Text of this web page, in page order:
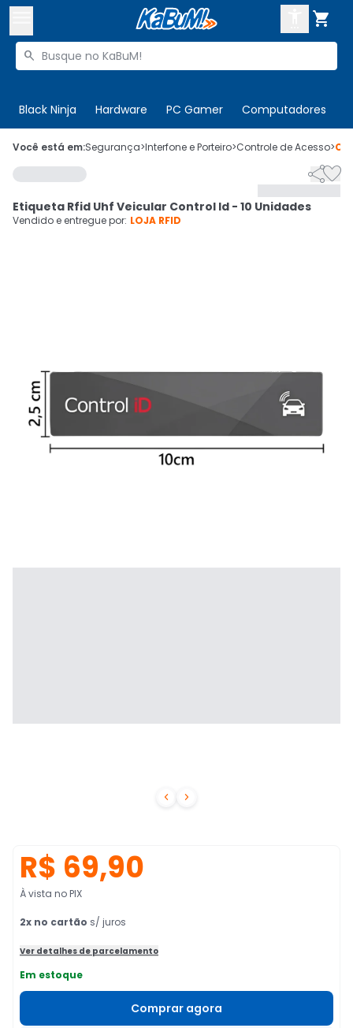

Buscar produtos

Black Ninja Hardware PC Gamer Computadores
 Olá. Acesse sua conta
 Departamentos
Cupons
CADASTRE-SE
Você está em:Segurança>Interfone e Porteiro>Controle de Acesso>
 

Etiqueta Rfid Uhf Veicular Control Id - 10 Unidades
Vendido e entregue por: LOJA RFID
R$ 69,90
À vista no PIX
2x no cartão s/ juros
Ver detalhes de parcelamento
Em estoque
Comprar agora